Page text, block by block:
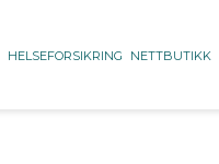
HELSEFORSIKRING NETTBUTIKK